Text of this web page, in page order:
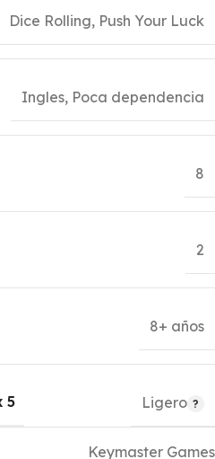
Dice Rolling, Push Your Luck
Ingles, Poca dependencia
8
2
8+ años
5 Ligero
Keymaster Games